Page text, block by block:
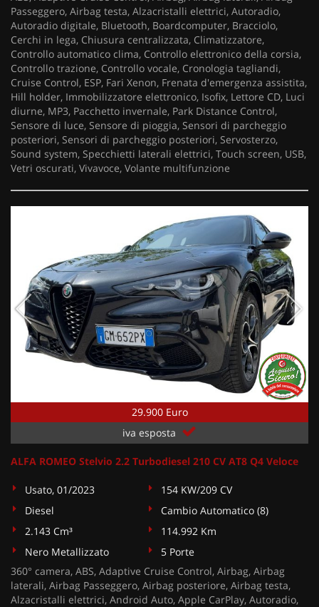
Passeggero, Airbag testa, Alzacristalli elettrici, Autoradio,
Autoradio digitale, Bluetooth, Boardcomputer, Bracciolo,
Cerchi in lega, Chiusura centralizzata, Climatizzatore,
Controllo automatico clima, Controllo elettronico della corsia,
Controllo trazione, Controllo vocale, Cronologia tagliandi,
Cruise Control, ESP, Fari Xenon, Frenata d'emergenza assistita,
Hill holder, Immobilizzatore elettronico, Isofix, Lettore CD, Luci
diurne, MP3, Pacchetto invernale, Park Distance Control,
Sensore di luce, Sensore di pioggia, Sensori di parcheggio
posteriori, Sensori di parcheggio posteriori, Servosterzo,
Sound system, Specchietti laterali elettrici, Touch screen, USB,
Vetri oscurati, Vivavoce, Volante multifunzione
29.900 Euro
iva esposta
ALFA ROMEO Stelvio 2.2 Turbodiesel 210 CV AT8 Q4 Veloce
Usato, 01/2023
154 KW/209 CV
Diesel
Cambio Automatico (8)
2.143 Cm³
114.992 Km
Nero Metallizzato
5 Porte
360° camera, ABS, Adaptive Cruise Control, Airbag, Airbag
laterali, Airbag Passeggero, Airbag posteriore, Airbag testa,
Alzacristalli elettrici, Android Auto, Apple CarPlay, Autoradio,